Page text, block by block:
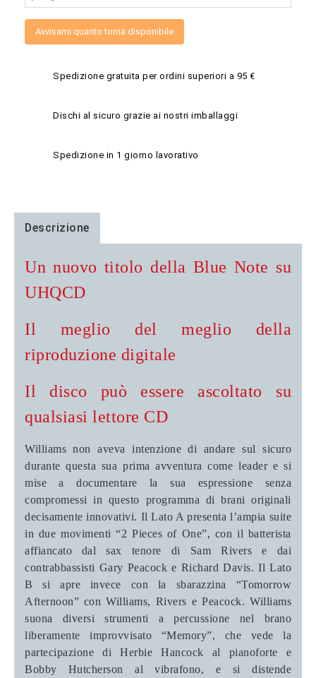
Avvisami quanto torna disponibile
Spedizione gratuita per ordini superiori a 95 €
Dischi al sicuro grazie ai nostri imballaggi
Spedizione in 1 giorno lavorativo
Descrizione
Un nuovo titolo della Blue Note su
UHQCD
Il meglio del meglio della
riproduzione digitale
Il disco può essere ascoltato su
qualsiasi lettore CD
Williams non aveva intenzione di andare sul sicuro
durante questa sua prima avventura come leader e si
mise a documentare la sua espressione senza
compromessi in questo programma di brani originali
decisamente innovativi. Il Lato A presenta l’ampia suite
in due movimenti “2 Pieces of One”, con il batterista
affiancato dal sax tenore di Sam Rivers e dai
contrabbassisti Gary Peacock e Richard Davis. Il Lato
B si apre invece con la sbarazzina “Tomorrow
Afternoon” con Williams, Rivers e Peacock. Williams
suona diversi strumenti a percussione nel brano
liberamente improvvisato “Memory”, che vede la
partecipazione di Herbie Hancock al pianoforte e
Bobby Hutcherson al vibrafono, e si distende